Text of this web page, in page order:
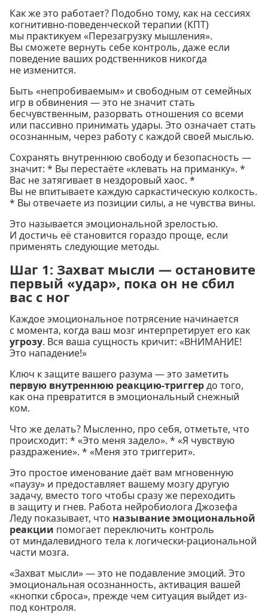
Как же это работает? Подобно тому, как на сессиях
когнитивно-поведенческой терапии (КПТ)
мы практикуем «Перезагрузку мышления».
Вы сможете вернуть себе контроль, даже если
поведение ваших родственников никогда
не изменится.
Быть «непробиваемым» и свободным от семейных
игр в обвинения — это не значит стать
бесчувственным, разорвать отношения со всеми
или пассивно принимать удары. Это означает стать
осознанным, через работу с каждой своей мыслью.
Сохранять внутреннюю свободу и безопасность —
значит: * Вы перестаёте «клевать на приманку». *
Вас не затягивает в нездоровый хаос. *
Вы не впитываете каждую саркастическую колкость.
* Вы отвечаете из позиции силы, а не чувства вины.
Это называется эмоциональной зрелостью.
И достичь её становится гораздо проще, если
применять следующие методы.
Шаг 1: Захват мысли — остановите
первый «удар», пока он не сбил
вас с ног
Каждое эмоциональное потрясение начинается
с момента, когда ваш мозг интерпретирует его как
угрозу. Вся ваша сущность кричит: «ВНИМАНИЕ!
Это нападение!»
Ключ к защите вашего разума — это заметить
первую внутреннюю реакцию-триггердо того,
как она превратится в эмоциональный снежный
ком.
Что же делать? Мысленно, про себя, отметьте, что
происходит: * «Это меня задело». * «Я чувствую
раздражение». * «Меня это триггерит».
Это простое именование даёт вам мгновенную
«паузу» и предоставляет вашему мозгу другую
задачу, вместо того чтобы сразу же переходить
в защиту и гнев. Работа нейробиолога Джозефа
Леду показывает, что называние эмоциональной
реакции помогает переключить контроль
от миндалевидного тела к логически-рациональной
части мозга.
«Захват мысли» — это не подавление эмоций. Это
эмоциональная осознанность, активация вашей
«кнопки сброса», прежде чем ситуация выйдет из-
под контроля.